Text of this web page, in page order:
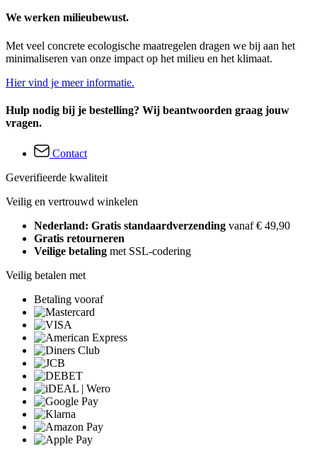
We werken milieubewust.
Met veel concrete ecologische maatregelen dragen we bij aan het
minimaliseren van onze impact op het milieu en het klimaat.
Hier vind je meer informatie.
Hulp nodig bij je bestelling? Wij beantwoorden graag jouw
vragen.
Contact
Geverifieerde kwaliteit
Veilig en vertrouwd winkelen
Nederland: Gratis standaardverzending vanaf € 49,90
Gratis retourneren
Veilige betaling met SSL-codering
Veilig betalen met
Betaling vooraf